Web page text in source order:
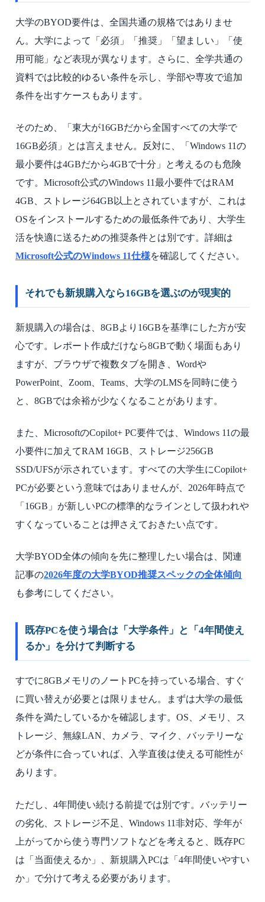
大学のBYOD要件は、全国共通の規格ではありませ
ん。大学によって「必須」「推奨」「望ましい」「使
用可能」など表現が異なります。さらに、全学共通の
資料では比較的ゆるい条件を示し、学部や専攻で追加
条件を出すケースもあります。
そのため、「東大が16GBだから全国すべての大学で
16GB必須」とは言えません。反対に、「Windows 11の
最小要件は4GBだから4GBで十分」と考えるのも危険
です。Microsoft公式のWindows 11最小要件ではRAM
4GB、ストレージ64GB以上とされていますが、これは
OSをインストールするための最低条件であり、大学生
活を快適に送るための推奨条件とは別です。詳細は
Microsoft公式のWindows 11仕様を確認してください。
それでも新規購入なら16GBを選ぶのが現実的
新規購入の場合は、8GBより16GBを基準にした方が安
心です。レポート作成だけなら8GBで動く場面もあり
ますが、ブラウザで複数タブを開き、Wordや
PowerPoint、Zoom、Teams、大学のLMSを同時に使う
と、8GBでは余裕が少なくなることがあります。
また、MicrosoftのCopilot+ PC要件では、Windows 11の最
小要件に加えてRAM 16GB、ストレージ256GB
SSD/UFSが示されています。すべての大学生にCopilot+
PCが必要という意味ではありませんが、2026年時点で
「16GB」が新しいPCの標準的なラインとして扱われや
すくなっていることは押さえておきたい点です。
大学BYOD全体の傾向を先に整理したい場合は、関連
記事の2026年度の大学BYOD推奨スペックの全体傾向
も参考にしてください。
既存PCを使う場合は「大学条件」と「4年間使え
るか」を分けて判断する
すでに8GBメモリのノートPCを持っている場合、すぐ
に買い替えが必要とは限りません。まずは大学の最低
条件を満たしているかを確認します。OS、メモリ、ス
トレージ、無線LAN、カメラ、マイク、バッテリーな
どが条件に合っていれば、入学直後は使える可能性が
あります。
ただし、4年間使い続ける前提では別です。バッテリー
の劣化、ストレージ不足、Windows 11非対応、学年が
上がってから使う専門ソフトなどを考えると、既存PC
は「当面使えるか」、新規購入PCは「4年間使いやすい
か」で分けて考える必要があります。